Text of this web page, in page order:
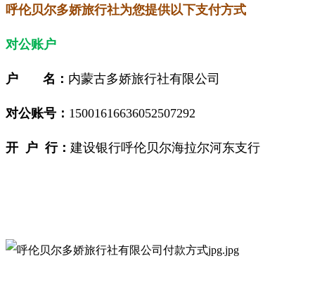
呼伦贝尔多娇旅行社为您提供以下支付方式
对公账户
户 名： 内蒙古多娇旅行社有限公司
对公账号： 15001616636052507292
开 户 行： 建设银行呼伦贝尔海拉尔河东支行